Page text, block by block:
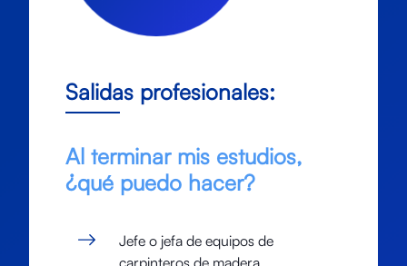
Salidas profesionales:
Al terminar mis estudios,
¿qué puedo hacer?
Jefe o jefa de equipos de